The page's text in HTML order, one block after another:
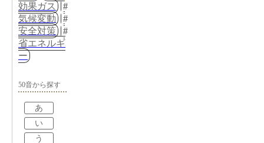
効果ガス
気候変動
安全対策
省エネルギ
ー
50音から探す
あ
い
う